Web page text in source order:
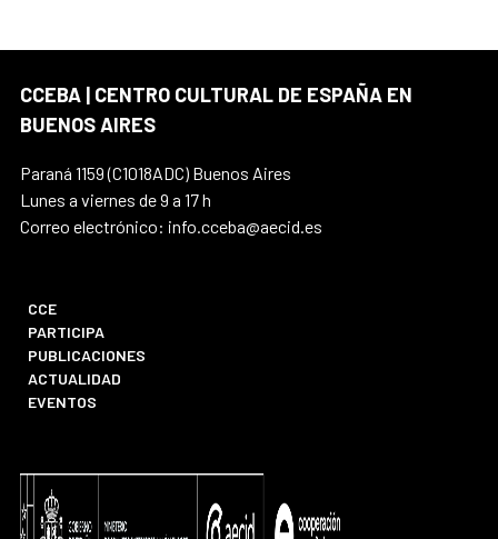
CCEBA | CENTRO CULTURAL DE ESPAÑA EN
BUENOS AIRES
Paraná 1159 (C1018ADC) Buenos Aires
Lunes a viernes de 9 a 17 h
Correo electrónico: info.cceba@aecid.es
CCE
PARTICIPA
PUBLICACIONES
ACTUALIDAD
EVENTOS